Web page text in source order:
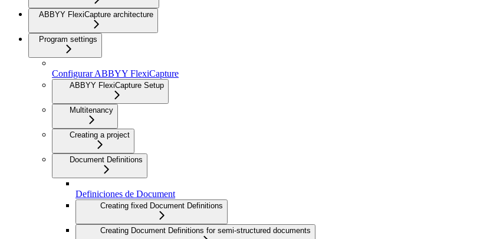
ABBYY FlexiCapture architecture
Program settings
Configurar ABBYY FlexiCapture
ABBYY FlexiCapture Setup
Multitenancy
Creating a project
Document Definitions
Definiciones de Document
Creating fixed Document Definitions
Creating Document Definitions for semi-structured documents